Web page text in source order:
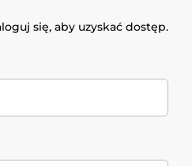
się, aby uzyskać dostęp.